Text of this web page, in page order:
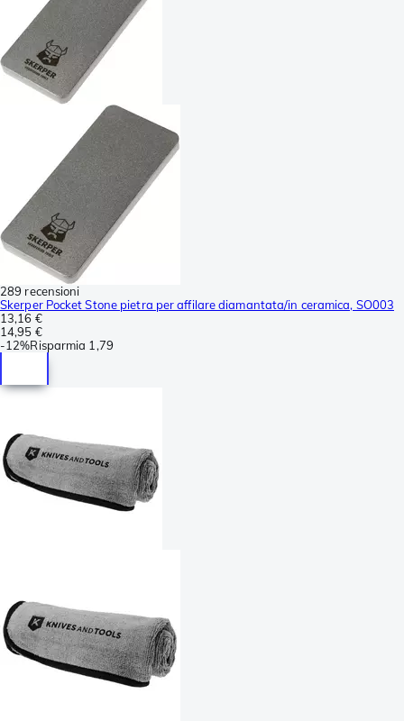
289 recensioni
Skerper Pocket Stone pietra per affilare diamantata/in ceramica, SO003
13,16 €
14,95 €
-12%Risparmia 1,79